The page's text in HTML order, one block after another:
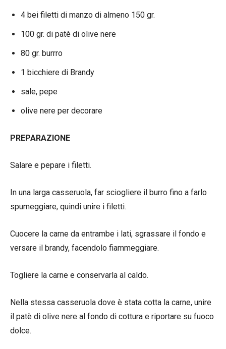
4 bei filetti di manzo di almeno 150 gr.
100 gr. di patè di olive nere
80 gr. burrro
1 bicchiere di Brandy
sale, pepe
olive nere per decorare
PREPARAZIONE
Salare e pepare i filetti.
In una larga casseruola, far sciogliere il burro fino a farlo
spumeggiare, quindi unire i filetti.
Cuocere la carne da entrambe i lati, sgrassare il fondo e
versare il brandy, facendolo fiammeggiare.
Togliere la carne e conservarla al caldo.
Nella stessa casseruola dove è stata cotta la carne, unire
il patè di olive nere al fondo di cottura e riportare su fuoco
dolce.